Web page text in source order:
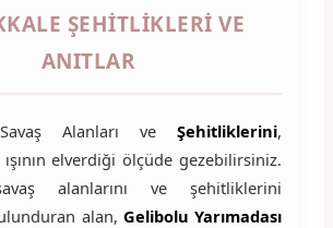
ŞEHITLIKLERI VE
ANITLAR
Alanları veŞehitliklerini,
ışının elverdiği ölçüde gezebilirsiniz.
alanlarını ve şehitliklerini
alan, Gelibolu Yarımadası